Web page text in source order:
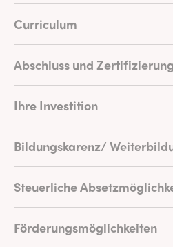
Curriculum
Abschluss und Zertifizierung
Ihre Investition
Bildungskarenz/
Steuerliche
Förderungsmöglichkeiten